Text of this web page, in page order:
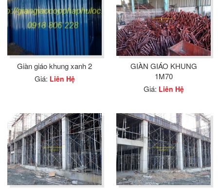
Giàn giáo khung xanh 2
Giá: Liên Hệ
GIÀN GIÁO KHUNG
1M70
Giá: Liên Hệ